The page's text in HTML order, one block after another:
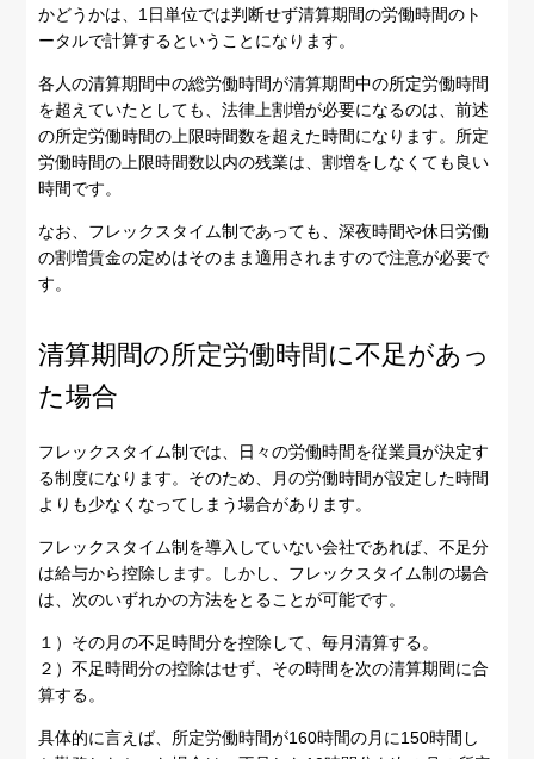
かどうかは、1日単位では判断せず清算期間の労働時間のト
ータルで計算するということになります。
各人の清算期間中の総労働時間が清算期間中の所定労働時間
を超えていたとしても、法律上割増が必要になるのは、前述
の所定労働時間の上限時間数を超えた時間になります。所定
労働時間の上限時間数以内の残業は、割増をしなくても良い
時間です。
なお、フレックスタイム制であっても、深夜時間や休日労働
の割増賃金の定めはそのまま適用されますので注意が必要で
す。
清算期間の所定労働時間に不足があっ
た場合
フレックスタイム制では、日々の労働時間を従業員が決定す
る制度になります。そのため、月の労働時間が設定した時間
よりも少なくなってしまう場合があります。
フレックスタイム制を導入していない会社であれば、不足分
は給与から控除します。しかし、フレックスタイム制の場合
は、次のいずれかの方法をとることが可能です。
１）その月の不足時間分を控除して、毎月清算する。
２）不足時間分の控除はせず、その時間を次の清算期間に合
算する。
具体的に言えば、所定労働時間が160時間の月に150時間し